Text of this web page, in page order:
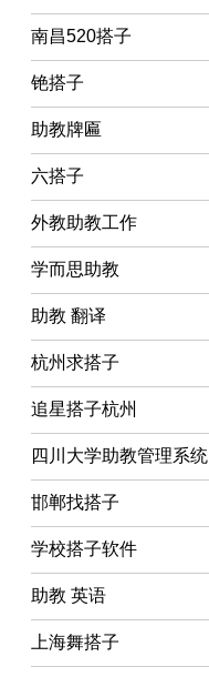
南昌520搭子
铯搭子
助教牌匾
六搭子
外教助教工作
学而思助教
助教 翻译
杭州求搭子
追星搭子杭州
四川大学助教管理系统
邯郸找搭子
学校搭子软件
助教 英语
上海舞搭子